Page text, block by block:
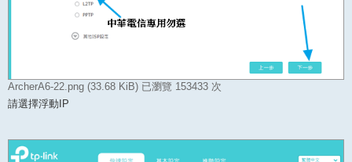
ArcherA6-22.png (33.68 KiB) 已瀏覽 153433 次
請選擇浮動IP